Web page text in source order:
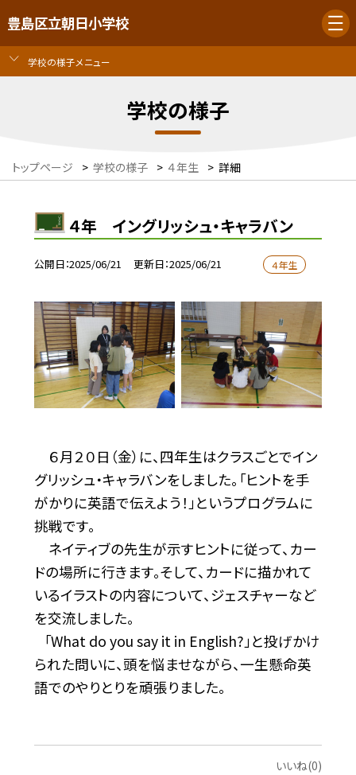
豊島区立朝日小学校
学校の様子メニュー
学校の様子
トップページ > 学校の様子 > ４年生 > 詳細
４年 イングリッシュ・キャラバン
公開日 2025/06/21 更新日 2025/06/21 ４年生
６月２０日（金）に、四年生はクラスごとでイン
グリッシュ・キャラバンをしました。「ヒントを手
がかりに英語で伝えよう！」というプログラムに
挑戦です。
ネイティブの先生が示すヒントに従って、カー
ドの場所に行きます。そして、カードに描かれて
いるイラストの内容について、ジェスチャーなど
を交流しました。
「What do you say it in English?」と投げかけ
られた問いに、頭を悩ませながら、一生懸命英
語でのやりとりを頑張りました。
いいね(0)